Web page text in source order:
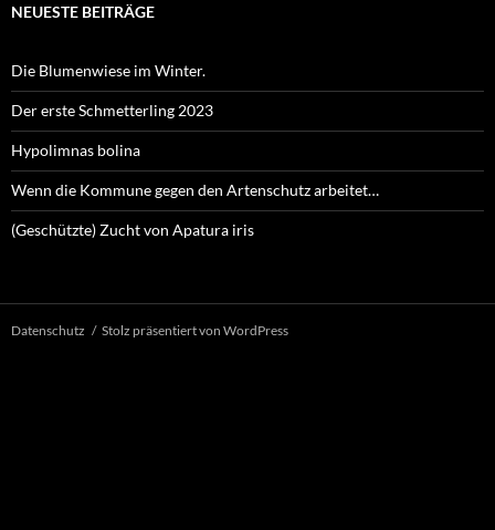
NEUESTE BEITRÄGE
Die Blumenwiese im Winter.
Der erste Schmetterling 2023
Hypolimnas bolina
Wenn die Kommune gegen den Artenschutz arbeitet…
(Geschützte) Zucht von Apatura iris
Datenschutz Stolz präsentiert von WordPress